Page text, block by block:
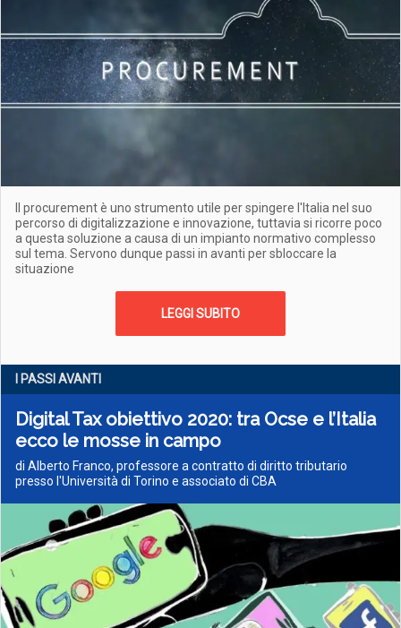
Il procurement è uno strumento utile per spingere l'Italia nel suo
percorso di digitalizzazione e innovazione, tuttavia si ricorre poco
a questa soluzione a causa di un impianto normativo complesso
sul tema. Servono dunque passi in avanti per sbloccare la
situazione
LEGGI SUBITO
I PASSI AVANTI
Digital Tax obiettivo 2020: tra Ocse e l’Italia
ecco le mosse in campo
di Alberto Franco, professore a contratto di diritto tributario
presso l'Università di Torino e associato di CBA